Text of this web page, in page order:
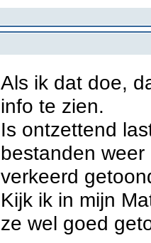
Als ik dat doe,
info te zien.
Is ontzettend
bestanden
verkeerd
Kijk ik in mijn
ze wel goed